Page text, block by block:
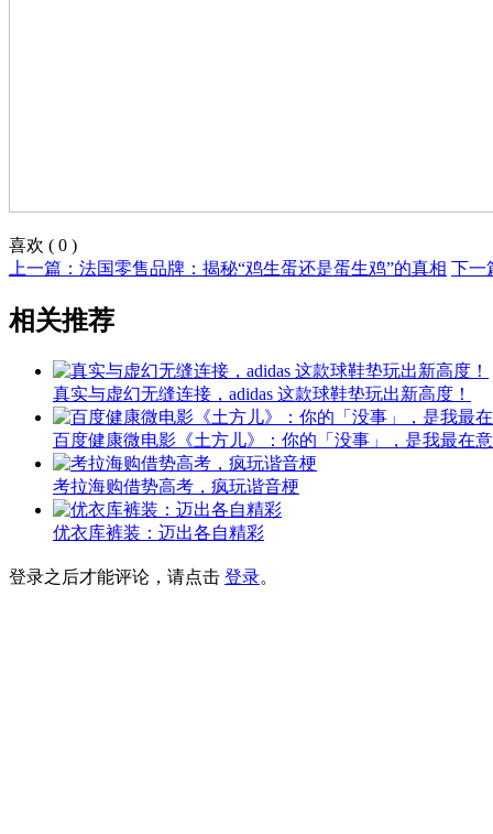
喜欢 ( 0 )
上一篇：法国零售品牌：揭秘“鸡生蛋还是蛋生鸡”的真相 下一
相关推荐
真实与虚幻无缝连接，adidas 这款球鞋垫玩出新高度！
百度健康微电影《土方儿》：你的「没事」，是我最在
考拉海购借势高考，疯玩谐音梗
优衣库裤装：迈出各自精彩
登录之后才能评论，请点击 登录。